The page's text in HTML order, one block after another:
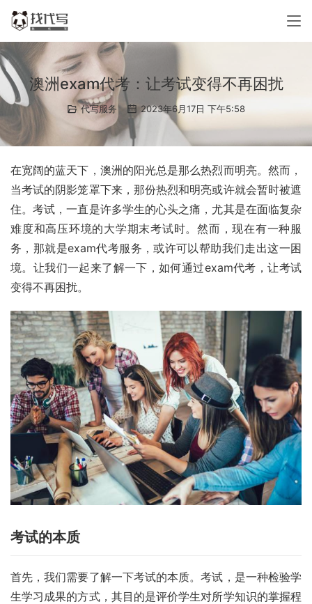
澳洲exam代考：让考试变得不再困扰
代写服务 2023年6月17日 下午5:58
在宽阔的蓝天下，澳洲的阳光总是那么热烈而明亮。然而，
当考试的阴影笼罩下来，那份热烈和明亮或许就会暂时被遮
住。考试，一直是许多学生的心头之痛，尤其是在面临复杂
难度和高压环境的大学期末考试时。然而，现在有一种服
务，那就是exam代考服务，或许可以帮助我们走出这一困
境。让我们一起来了解一下，如何通过exam代考，让考试
变得不再困扰。
考试的本质
首先，我们需要了解一下考试的本质。考试，是一种检验学
生学习成果的方式，其目的是评价学生对所学知识的掌握程